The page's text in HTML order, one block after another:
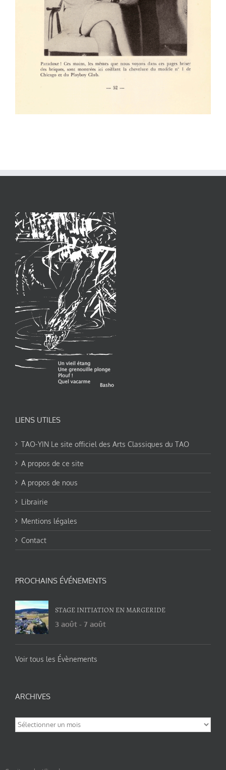
LIENS UTILES
TAO-YIN Le site officiel des Arts Classiques du TAO
A propos de ce site
A propos de nous
Librairie
Mentions légales
Contact
PROCHAINS ÉVÉNEMENTS
STAGE INITIATION EN MARGERIDE
3 août - 7 août
Voir tous les Évènements
ARCHIVES
Archives